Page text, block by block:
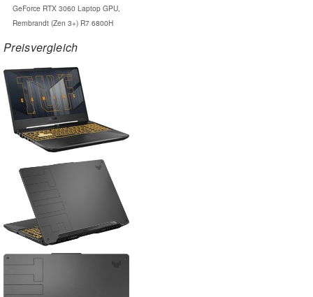
GeForce RTX 3060 Laptop GPU,
Rembrandt (Zen 3+) R7 6800H
Preisvergleich